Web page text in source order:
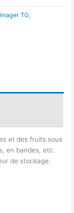
TG
et des fruits sous
en bandes, etc.
de stockage.